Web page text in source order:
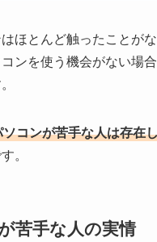
ほとんど触ったことが
ンを使う機会がない場
コンが苦手な人は存在
。
苦手な人の実情